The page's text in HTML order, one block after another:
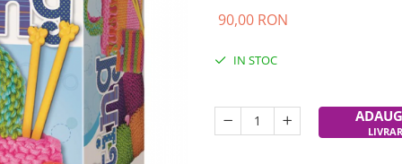
90,00 RON
IN STOC